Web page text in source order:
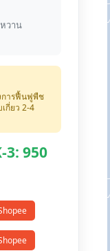
วาน
การฟื้นฟูพืช
กี่ยว 2-4
3: 950